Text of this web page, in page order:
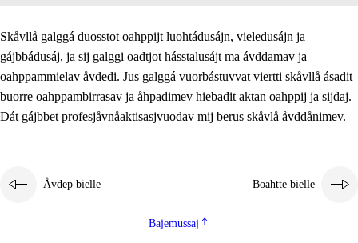
Skåvllå galggá duosstot oahppijt luohtádusájn, vieledusájn ja
gájbbádusáj, ja sij galggi oadtjot hásstalusájt ma ávddamav ja
oahppammielav åvdedi. Jus galggá vuorbástuvvat viertti skåvllå ásadit
buorre oahppambirrasav ja åhpadimev hiebadit aktan oahppij ja sijdaj.
Dát gájbbet profesjåvnåaktisasjvuodav mij berus skåvlå åvddånimev.
Åvdep bielle Boahtte bielle
Bajemussaj